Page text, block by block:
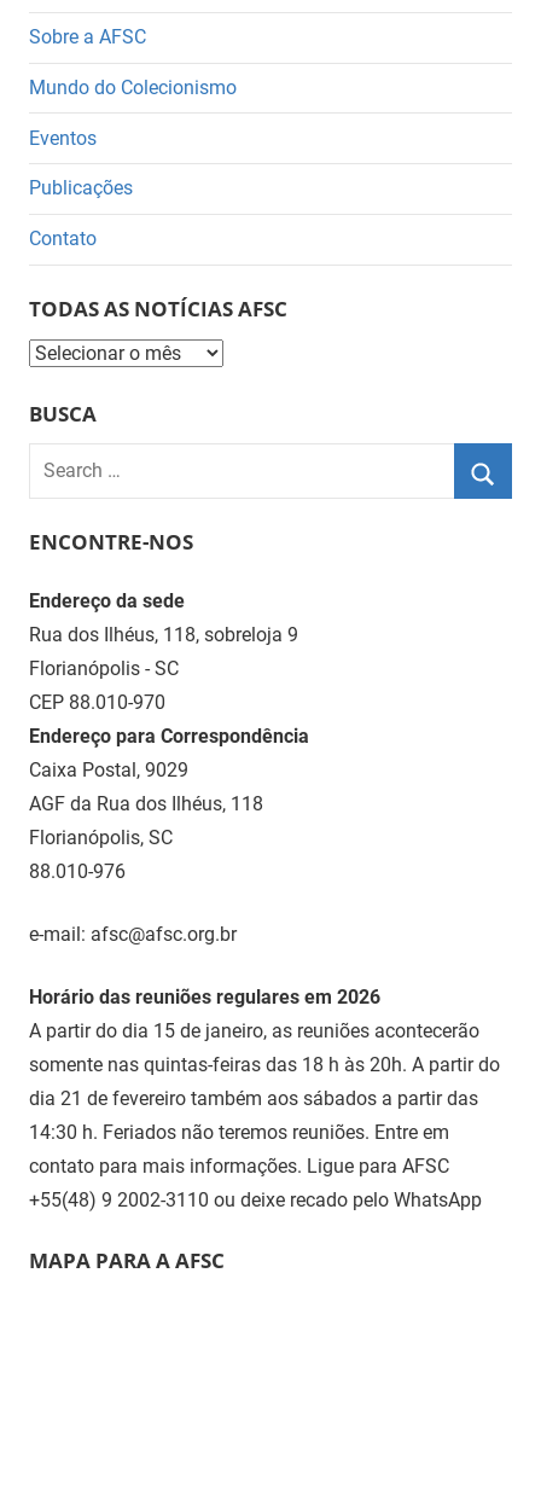
Sobre a AFSC
Mundo do Colecionismo
Eventos
Publicações
Contato
TODAS AS NOTÍCIAS AFSC
Todas
Notícias
BUSCA
Search
for:
ENCONTRE-NOS
Endereço da sede
Rua dos Ilhéus, 118, sobreloja 9
Florianópolis - SC
CEP 88.010-970
Endereço para Correspondência
Caixa Postal, 9029
AGF da Rua dos Ilhéus, 118
Florianópolis, SC
88.010-976
e-mail: afsc@afsc.org.br
Horário das reuniões regulares em 2026
A partir do dia 15 de janeiro, as reuniões acontecerão
somente nas quintas-feiras das 18 h às 20h. A partir do
dia 21 de fevereiro também aos sábados a partir das
14:30 h. Feriados não teremos reuniões. Entre em
contato para mais informações. Ligue para AFSC
+55(48) 9 2002-3110 ou deixe recado pelo WhatsApp
MAPA PARA A AFSC